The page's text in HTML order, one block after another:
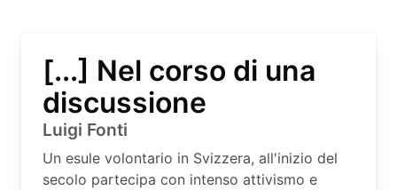
[...] Nel corso di una
discussione
Luigi Fonti
Un esule volontario in Svizzera, all'inizio del
secolo partecipa con intenso attivismo e